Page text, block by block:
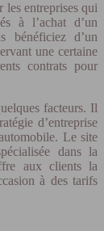
les entreprises qui
à l’achat d’un
bénéficiez d’un
une certaine
contrats pour
facteurs. Il
d’entreprise
Le site
dans la
aux clients la
à des tarifs